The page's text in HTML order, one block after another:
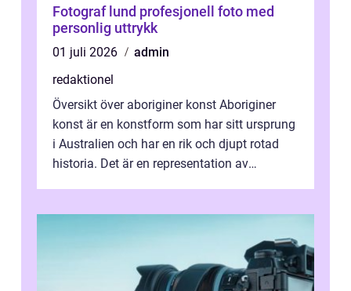
Fotograf lund profesjonell foto med
personlig uttrykk
01 juli 2026
admin
redaktionel
Översikt över aboriginer konst Aboriginer
konst är en konstform som har sitt ursprung
i Australien och har en rik och djupt rotad
historia. Det är en representation av